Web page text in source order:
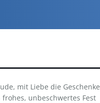
mit Liebe die Geschenke
unbeschwertes Fest